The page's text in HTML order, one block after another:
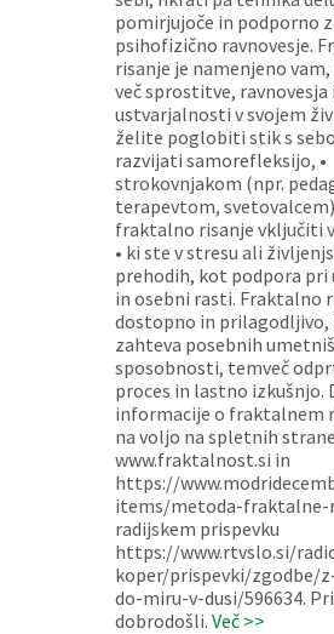
pomirjujoče in podporno
psihofizično ravnovesje.
risanje je namenjeno
več sprostitve, ravnovesja
ustvarjalnosti v svojem
želite poglobiti stik s
razvijati samorefleksijo, •
strokovnjakom (npr.
terapevtom,
fraktalno risanje vključiti
• ki ste v stresu ali
prehodih, kot podpora pri
in osebni rasti. Fraktalno
dostopno in prilagodljivo,
zahteva posebnih
sposobnosti, temveč
proces in lastno izkušnjo.
informacije o fraktalnem
na voljo na spletnih
www.fraktalnost.si in
https://
items/metoda-fraktalne-
radijskem prispevku
https://www.rtvslo.si/
koper/prispevki/zgodbe/
do-miru-v-dusi/596634.
dobrodošli. Več >>